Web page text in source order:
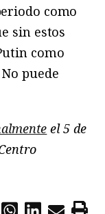
como
sin estos
como
puede
el 5 de